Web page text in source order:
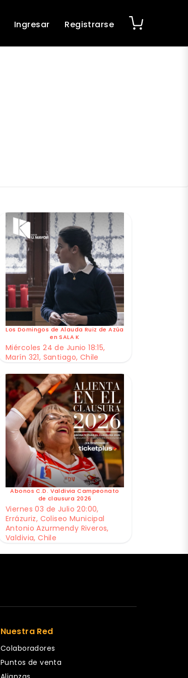
Ingresar Registrarse
Los Domingos de Alauda Ruiz de Azúa
en SALA K
Miércoles 24 de Junio 18:15,
Marín 321, Santiago, Chile
Abonos C.D. Valdivia Campeonato
de clausura 2026
Viernes 03 de Julio 20:00,
Errázuriz, Coliseo Municipal
Antonio Azurmendy Riveros,
Valdivia, Chile
Nuestra Red
Colaboradores
Puntos de venta